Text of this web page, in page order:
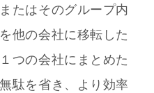
たはそのグループ内
他の会社に移転した
つの会社にまとめた
駄を省き、より効率